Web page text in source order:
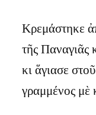
Κρεμάστηκε
τῆς Παναγιᾶς
κι ἅγιασε
γραμμένος μὲ